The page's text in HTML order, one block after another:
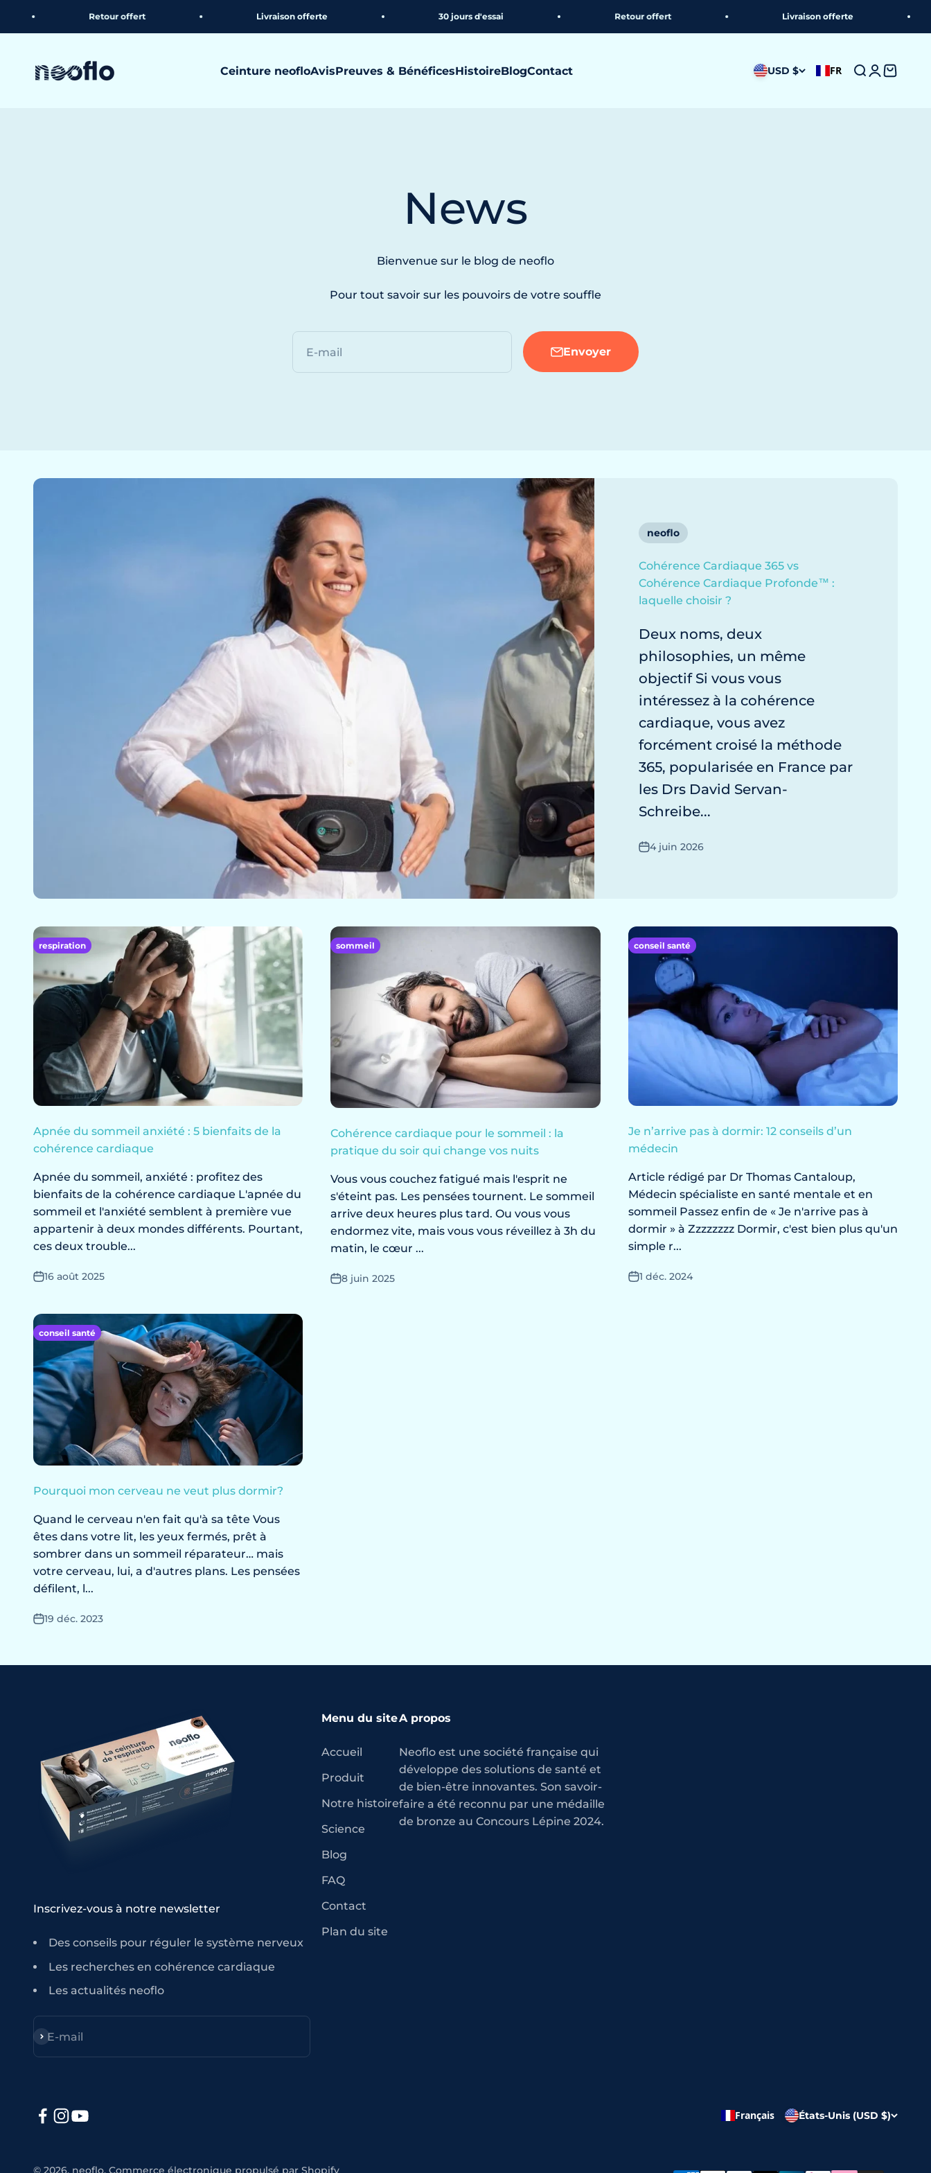
Retour offert Livraison offerte 30 jours d'essai Retour offert Livraison offerte
Ceinture neofloAvisPreuves & BénéficesHistoireBlogContact
neoflo USD $ FR Recherche
Connexion
Panier
News
Bienvenue sur le blog de neoflo
Pour tout savoir sur les pouvoirs de votre souffle
E-mail Envoyer
neoflo
Cohérence Cardiaque 365 vs
Cohérence Cardiaque Profonde™ :
laquelle choisir ?
Deux noms, deux
philosophies, un même
objectif Si vous vous
intéressez à la cohérence
cardiaque, vous avez
forcément croisé la méthode
365, popularisée en France par
les Drs David Servan-
Schreibe...
4 juin 2026
respiration
Apnée du sommeil anxiété : 5 bienfaits de la
cohérence cardiaque
Apnée du sommeil, anxiété : profitez des
bienfaits de la cohérence cardiaque L'apnée du
sommeil et l'anxiété semblent à première vue
appartenir à deux mondes différents. Pourtant,
ces deux trouble...
16 août 2025
sommeil
Cohérence cardiaque pour le sommeil : la
pratique du soir qui change vos nuits
Vous vous couchez fatigué mais l'esprit ne
s'éteint pas. Les pensées tournent. Le sommeil
arrive deux heures plus tard. Ou vous vous
endormez vite, mais vous vous réveillez à 3h du
matin, le cœur ...
8 juin 2025
conseil santé
Je n’arrive pas à dormir: 12 conseils d’un
médecin
Article rédigé par Dr Thomas Cantaloup,
Médecin spécialiste en santé mentale et en
sommeil Passez enfin de « Je n'arrive pas à
dormir » à Zzzzzzzz Dormir, c'est bien plus qu'un
simple r...
1 déc. 2024
conseil santé
Pourquoi mon cerveau ne veut plus dormir?
Quand le cerveau n'en fait qu'à sa tête Vous
êtes dans votre lit, les yeux fermés, prêt à
sombrer dans un sommeil réparateur… mais
votre cerveau, lui, a d'autres plans. Les pensées
défilent, l...
19 déc. 2023
Inscrivez-vous à notre newsletter
Des conseils pour réguler le système nerveux
Les recherches en cohérence cardiaque
Les actualités neoflo
E-mail
S'inscrire
Menu du site
Accueil
Produit
Notre histoire
Science
Blog
FAQ
Contact
Plan du site
A propos
Neoflo est une société française qui
développe des solutions de santé et
de bien-être innovantes. Son savoir-
faire a été reconnu par une médaille
de bronze au Concours Lépine 2024.
Français États-Unis (USD $)
© 2026, neoflo. Commerce électronique propulsé par Shopify